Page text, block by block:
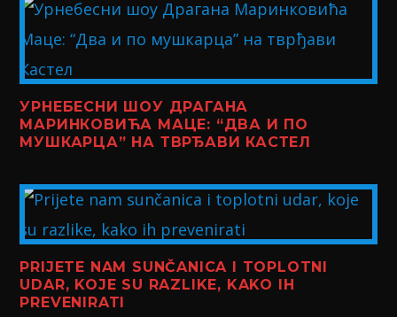
УРНЕБЕСНИ ШОУ ДРАГАНА
МАРИНКОВИЋА МАЦЕ: “ДВА И ПО
МУШКАРЦА” НА ТВРЂАВИ КАСТЕЛ
PRIJETE NAM SUNČANICA I TOPLOTNI
UDAR, KOJE SU RAZLIKE, KAKO IH
PREVENIRATI